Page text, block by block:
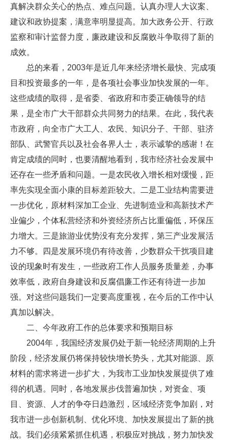
真解决群众关心的热点、难点问题。认真办理人大议案、
建议和政协提案，满意率明显提高。加大政务公开、行政
监察和审计监督力度，廉政建设和反腐败斗争取得了新的
成效。
总的来看，2003年是近几年来经济增长最快、完成项
目和投资最多的一年，是各项社会事业加快发展的一年。
这些成绩的取得，是省委、省政府和市委正确领导的结
果，是全市广大干部群众共同努力的结果。在此，我代表
市政府，向全市广大工人、农民、知识分子、干部、驻济
部队、武警官兵以及社会各界人士，表示诚挚的感谢！在
肯定成绩的同时，也要清醒地看到，我市经济社会发展中
还存在一些矛盾和问题。一是农民收入增长相对缓慢，距
率先实现全面小康的目标差距较大。二是工业结构需要进
一步优化，原材料深加工企业、先进制造业和高新技术产
业偏少，个体私营经济和外资经济所占比重偏低，环保压
力增大。三是旅游业优势没有充分发挥，第三产业发展活
力不够。四是发展环境仍有待改善，少数群众干扰项目建
设的现象时有发生，一些政府工作人员服务质量差，办事
效率低，政府自身建设和反腐倡廉工作还有待进一步加
强。对这些问题我们一定要高度重视，在今后的工作中认
真加以解决。
二、今年政府工作的总体要求和预期目标
2004年，我国经济发展仍处于新一轮经济周期的上升
阶段，经济发展仍将保持较快增长势头，尤其对能源、原
材料的需求将进一步扩大，为我市工业加快发展提供了难
得的机遇。同时，各地发展步伐普遍加快，对资金、项
目、资源、人才的争夺日趋激烈，区域经济竞争加剧，对
我市进一步创新机制、优化环境、加快发展提出了新的挑
战。我们必须紧紧抓住机遇，积极应对挑战，努力加快发